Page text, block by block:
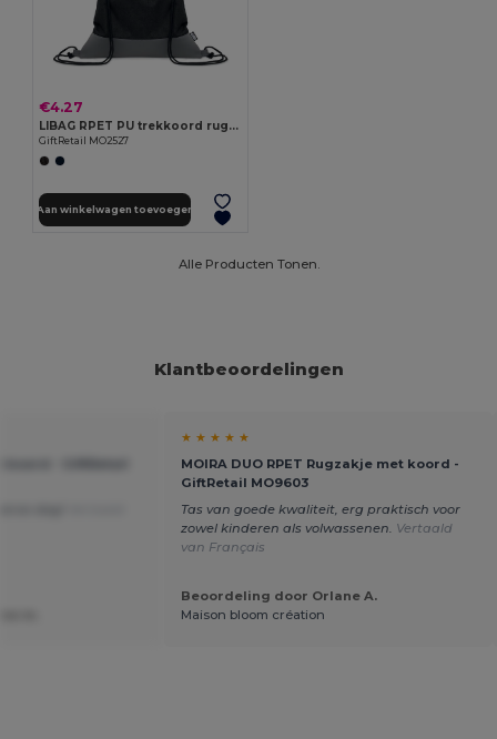
€4.27
LIBAG RPET PU trekkoord rugtas 2-kleurig
GiftRetail MO2527
Aan winkelwagen toevoegen
Alle Producten Tonen.
Klantbeoordelingen
★ ★ ★ ★ ★
MOIRA DUO RPET Rugzakje met koord -
GiftRetail MO9603
Tas van goede kwaliteit, erg praktisch voor
zowel kinderen als volwassenen. Vertaald
van Français
Beoordeling door Orlane A.
Maison bloom création